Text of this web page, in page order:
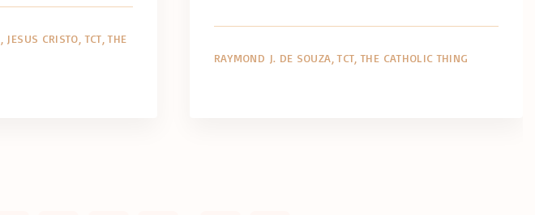
JESUS CRISTO TCT THE
RAYMOND J. DE SOUZA TCT THE CATHOLIC THING